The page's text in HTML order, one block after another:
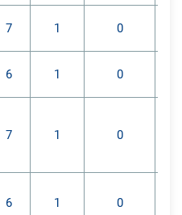
7 1 0
6 1 0
7 1 0
6 1 0